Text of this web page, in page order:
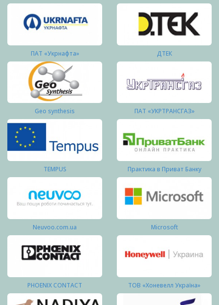
ПАТ «Укрнафта» ДТЕК
Geo synthesis ПАТ «УКРТРАНСГАЗ»
TEMPUS Практика в Приват Банку
Neuvoo.com.ua Microsoft
PHOENIX CONTACT ТОВ «Хоневелл Україна»